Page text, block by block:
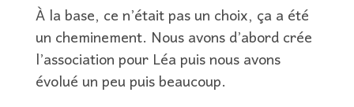
À la base, ce n’était pas un choix, ça a été
un cheminement. Nous avons d’abord crée
l’association pour Léa puis nous avons
évolué un peu puis beaucoup.